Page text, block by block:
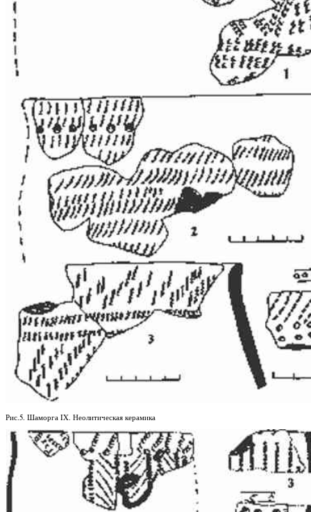
Рис.5. Шаморга IX. Неолитическая керамика